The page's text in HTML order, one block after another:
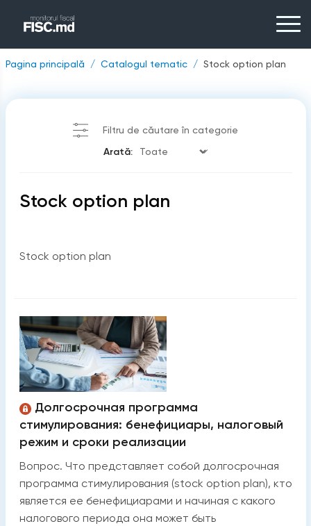
Pagina principală Catalogul tematic Stock option plan
Filtru de căutare în categorie
Arată:
Stock option plan
Stock option plan
Долгосрочная программа
стимулирования: бенефициары, налоговый
режим и сроки реализации
Вопрос. Что представляет собой долгосрочная
программа стимулирования (stock option plan), кто
является ее бенефициарами и начиная с какого
налогового периода она может быть